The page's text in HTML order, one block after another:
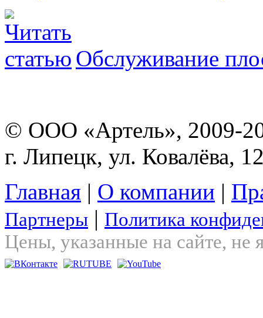
Обслуживание
© ООО «Артель», 2009-
г. Липецк, ул. Ковалёва,
Главная | О компании |
Партнеры | Политика
Цены, указанные на сайте, не